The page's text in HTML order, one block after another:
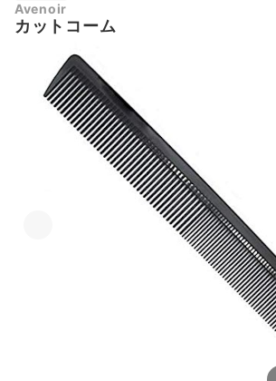
Avenoir
カットコーム